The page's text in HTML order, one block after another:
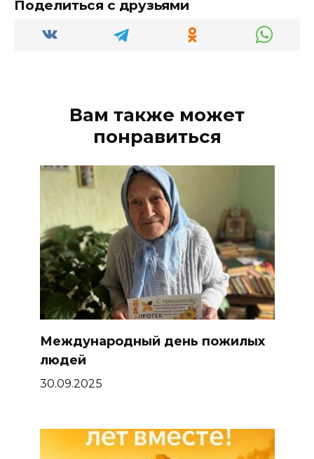
Поделиться с друзьями
Вам также может
понравиться
Международный день пожилых
людей
30.09.2025